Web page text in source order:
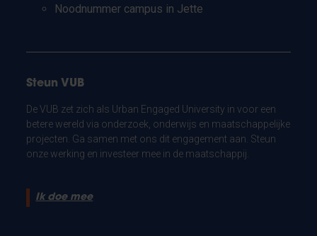
Noodnummer campus in Jette
Steun VUB
De VUB zet zich als Urban Engaged University in voor een
betere wereld via onderzoek, onderwijs en maatschappelijke
projecten. Ga samen met ons dit engagement aan. Steun
onze werking en investeer mee in de maatschappij.
Ik doe mee